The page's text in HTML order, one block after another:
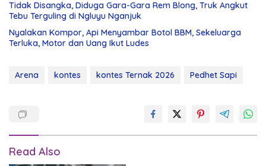
Tidak Disangka, Diduga Gara-Gara Rem Blong, Truk Angkut
Tebu Terguling di Ngluyu Nganjuk
Nyalakan Kompor, Api Menyambar Botol BBM, Sekeluarga
Terluka, Motor dan Uang Ikut Ludes
Arena kontes kontes Ternak 2026 Pedhet Sapi
Read Also